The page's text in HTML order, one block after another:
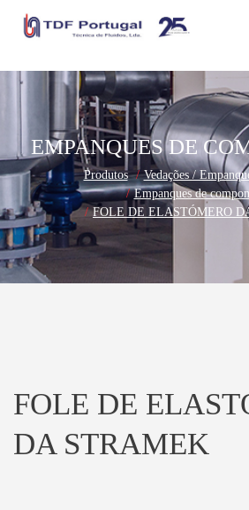
EMPANQUES DE
Produtos
Vedações /
Empanques de
FOLE DE ELASTÓMERO
FOLE DE
DA STRAMEK